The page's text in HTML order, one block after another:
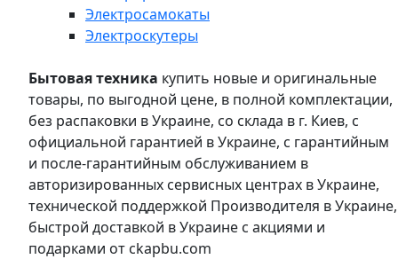
Электросамокаты
Электроскутеры
Бытовая техника купить новые и оригинальные
товары, по выгодной цене, в полной комплектации,
без распаковки в Украине, со склада в г. Киев, с
официальной гарантией в Украине, с гарантийным
и после-гарантийным обслуживанием в
авторизированных сервисных центрах в Украине,
технической поддержкой Производителя в Украине,
быстрой доставкой в Украине с акциями и
подарками от ckapbu.com